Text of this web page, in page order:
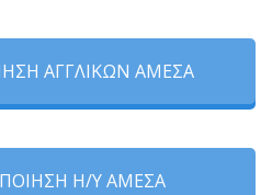
ΑΓΓΛΙΚΩΝ ΑΜΕΣΑ
Η/Υ ΑΜΕΣΑ